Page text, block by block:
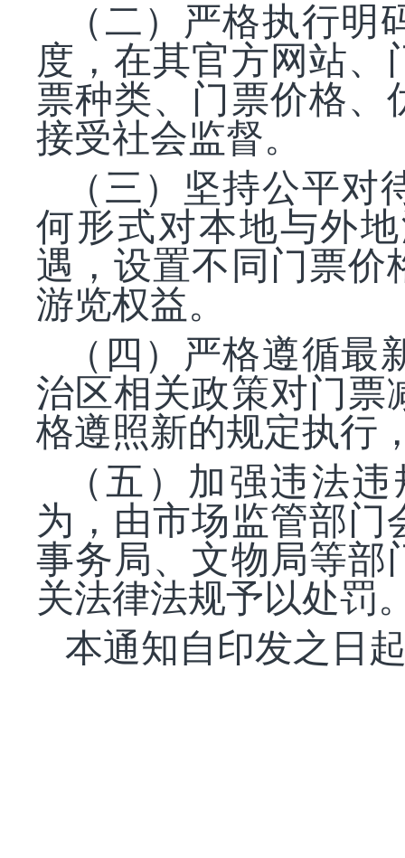
（二）严格执行明
度，在其官方网站
票种类、门票价格、
接受社会监督。
（三）坚持公平对
何形式对本地与外
遇，设置不同门票价
游览权益。
（四）严格遵循最
治区相关政策对门票
格遵照新的规定执行
（五）加强违法
为，由市场监管部门
事务局、文物局等部
关法律法规予以处罚
本通知自印发之日